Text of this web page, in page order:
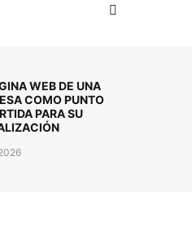
WEB DE UNA
COMO PUNTO
PARA SU